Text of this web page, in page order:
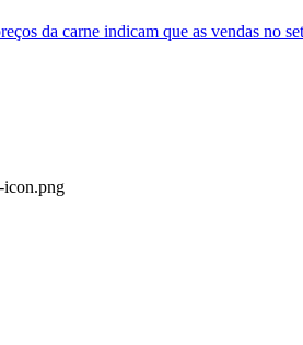
da carne indicam que as vendas no